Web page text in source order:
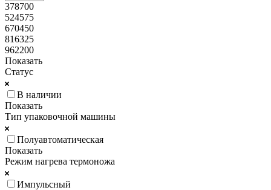
378700
524575
670450
816325
962200
Показать
Статус
В наличии
Показать
Тип упаковочной машины
Полуавтоматическая
Показать
Режим нагрева термоножа
Импульсный